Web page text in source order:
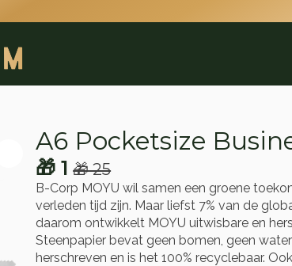
A6 Pocketsize
🎁25
Oorspronkelijke
prijs
was:
🎁 25.
🎁 1
Huidige
prijs
is:
🎁 1.
B-Corp MOYU wil samen een groene
verleden tijd zijn. Maar liefst 7% van de
daarom ontwikkelt MOYU uitwisbare en
Steenpapier bevat geen bomen, geen
herschreven en is het 100% recyclebaar.